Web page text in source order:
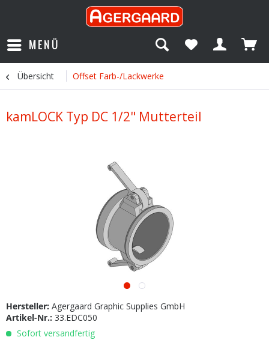
MENÜ
Übersicht Offset Farb-/Lackwerke
kamLOCK Typ DC 1/2" Mutterteil
Hersteller: Agergaard Graphic Supplies GmbH
Artikel-Nr.: 33.EDC050
Sofort versandfertig